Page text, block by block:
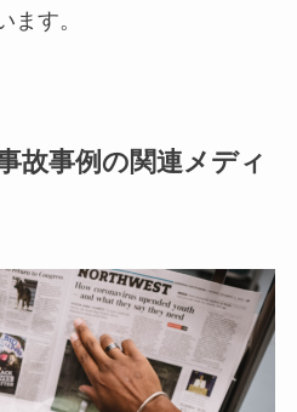
ます。
故事例の関連メディ